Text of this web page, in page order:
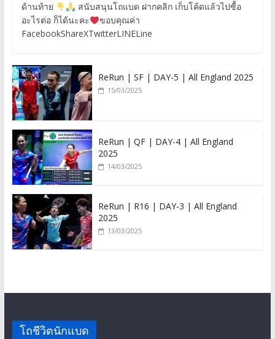
ด้านท้าย
สนับสนุนโถแบด ฝากคลิก เก็บโค้ดแล้วไปซื้อ
อะไรต่อ ก็ได้นะคะ
ขอบคุณค่า
FacebookShareXTwitterLINELine
ReRun | SF | DAY-5 | All England 2025
15/03/2025
ReRun | QF | DAY-4 | All England
2025
14/03/2025
ReRun | R16 | DAY-3 | All England
2025
13/03/2025
โถชีวิตนักแบด